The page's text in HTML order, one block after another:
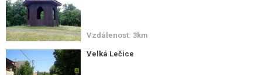
Vzdálenost: 3km
Velká Lečice